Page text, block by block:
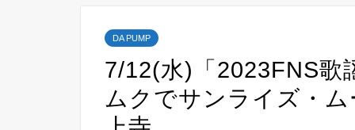
DA PUMP
7/12(水)「2023FNS歌
ムクでサンライズ・